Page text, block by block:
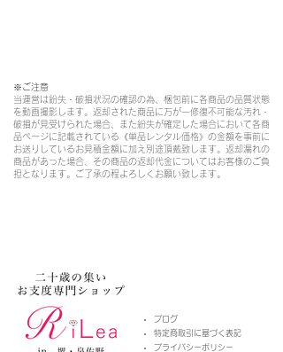
※ご注意​
当運営は紛失・破損状況の確認の為、梱包前に各商品の品質状態
を動画撮影します。返却された商品に万が一修復不可能な汚れ・
破損が見受けられた場合、また紛失が確定した場合において各商
品ページに記載されている《単品レンタル価格》の金額を事前に
お送りしているお見積金額に加え別途頂戴致します。返却漏れの
商品があった場合、その商品の返却代金についてはお客様のご負
担となります。ご了承の程よろしくお願い致します。
​ブログ
特定商取引に基づく表記
プライバシーポリシー